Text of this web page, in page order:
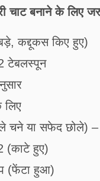
चाट बनाने के लिए
कद्दूकस किए हुए)
टेबलस्पून
चने या सफेद छोले)
हुए)
(फेंटा हुआ)